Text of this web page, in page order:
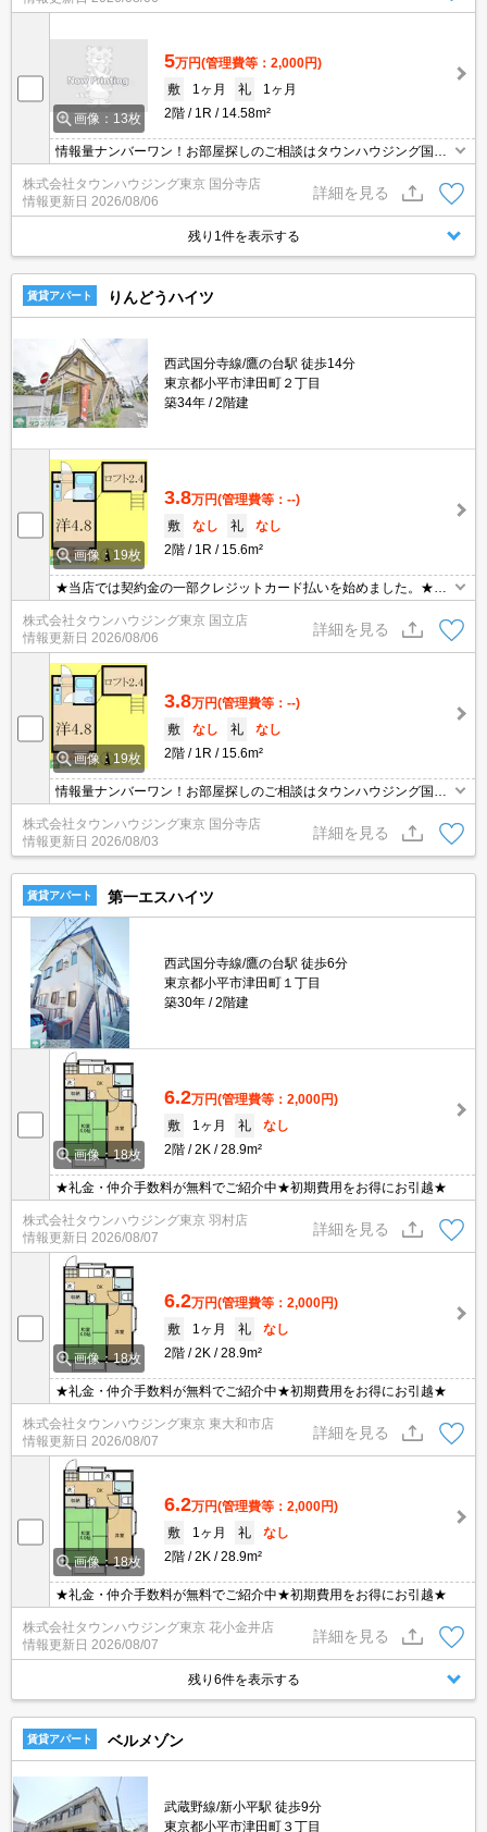
画像：13枚
5万円(管理費等：2,000円)
敷
1ヶ月 礼
1ヶ月
2階
1R 14.58m²
情報量ナンバーワン！お部屋探しのご相談はタウンハウジング国分
寺店にお任せを！
株式会社タウンハウジング東京 国分寺店
情報更新日 2026/08/06
詳細を見る
残り1件を表示する
賃貸アパート りんどうハイツ
西武国分寺線/鷹の台駅 徒歩14分
東京都小平市津田町２丁目
築34年
2階建
画像：19枚
3.8万円(管理費等：--)
敷
なし 礼
なし
2階
1R 15.6m²
★当店では契約金の一部クレジットカード払いを始めました。★お
問い合わせはタウンハウジンまで★
株式会社タウンハウジング東京 国立店
情報更新日 2026/08/06
詳細を見る
画像：19枚
3.8万円(管理費等：--)
敷
なし 礼
なし
2階
1R 15.6m²
情報量ナンバーワン！お部屋探しのご相談はタウンハウジング国分
寺店にお任せを！
株式会社タウンハウジング東京 国分寺店
情報更新日 2026/08/03
詳細を見る
賃貸アパート 第一エスハイツ
西武国分寺線/鷹の台駅 徒歩6分
東京都小平市津田町１丁目
築30年
2階建
画像：18枚
6.2万円(管理費等：2,000円)
敷
1ヶ月 礼
なし
2階
2K 28.9m²
★礼金・仲介手数料が無料でご紹介中★初期費用をお得にお引越★
株式会社タウンハウジング東京 羽村店
情報更新日 2026/08/07
詳細を見る
画像：18枚
6.2万円(管理費等：2,000円)
敷
1ヶ月 礼
なし
2階
2K 28.9m²
★礼金・仲介手数料が無料でご紹介中★初期費用をお得にお引越★
株式会社タウンハウジング東京 東大和市店
情報更新日 2026/08/07
詳細を見る
画像：18枚
6.2万円(管理費等：2,000円)
敷
1ヶ月 礼
なし
2階
2K 28.9m²
★礼金・仲介手数料が無料でご紹介中★初期費用をお得にお引越★
株式会社タウンハウジング東京 花小金井店
情報更新日 2026/08/07
詳細を見る
残り6件を表示する
賃貸アパート ベルメゾン
武蔵野線/新小平駅 徒歩9分
東京都小平市津田町３丁目